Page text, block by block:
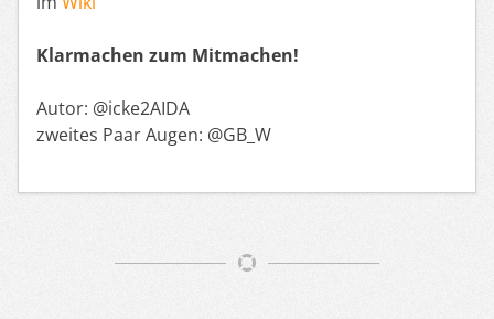
Klarmachen zum Mitmachen!
Autor: @icke2AIDA
zweites Paar Augen: @GB_W